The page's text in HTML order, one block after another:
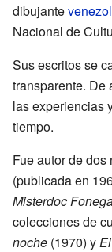
dibujante
Nacional de
Sus escritos se
transparente. De
las experiencias
tiempo.
Fue autor de
(publicada en
Misterdoc
colecciones de
noche (1970) y